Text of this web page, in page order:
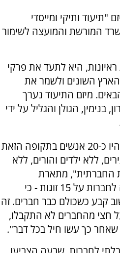
"תיעוד ותיקי ומייסדי
המורשת והמועצה לשימור
היא לתעד את פרקי
השונים ולשמר את
מיזם התיעוד נערך
בנימין, הגולן והגליל על ידי
"רמות זה יישוב מאוד קטן. היו כ-20 אנשים בתקופה הזאת
ללא ילדים והורים, ללא
החברתית", מתארת
גולדשטיין. "הייתה הצבעה לחברות על 15 זוגות - כי
קבע כשכולם כבר חברים. זה
חצי מהחברים לא התקבלו,
שאחר כך עשו חיל בכל דבר".